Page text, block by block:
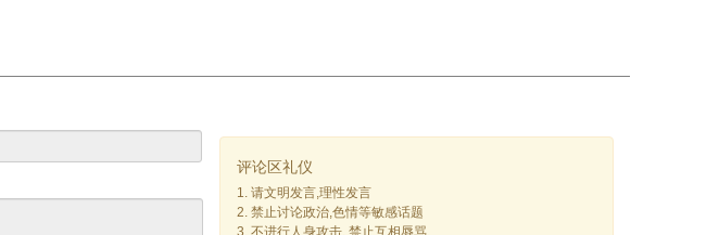
评论区礼仪
1. 请文明发言,理性发言
2. 禁止讨论政治,色情等敏感话题
3. 不进行人身攻击, 禁止互相辱骂.